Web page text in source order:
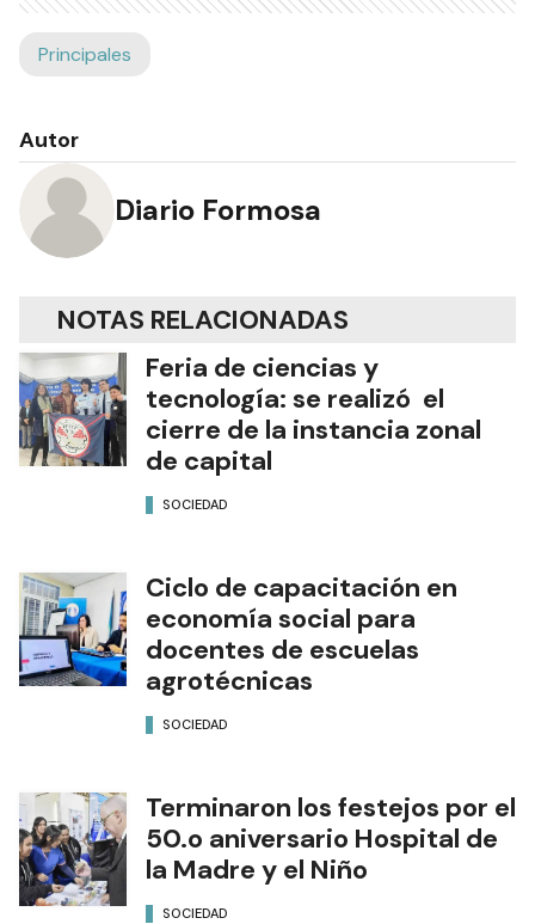
Principales
Autor
Diario Formosa
NOTAS RELACIONADAS
Feria de ciencias y
tecnología: se realizó el
cierre de la instancia zonal
de capital
SOCIEDAD
Ciclo de capacitación en
economía social para
docentes de escuelas
agrotécnicas
SOCIEDAD
Terminaron los festejos por el
50.o aniversario Hospital de
la Madre y el Niño
SOCIEDAD